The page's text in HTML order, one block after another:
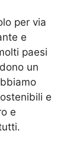
per via
e
paesi
un
e
e